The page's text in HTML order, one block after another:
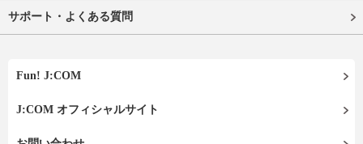
サポート・よくある質問
Fun! J:COM
J:COM オフィシャルサイト